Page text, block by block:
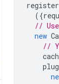
({
//
new
//